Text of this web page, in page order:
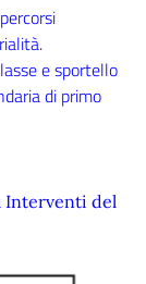
e sportello
di primo
Interventi del